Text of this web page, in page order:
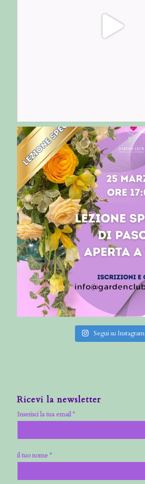
Segui su Instagram
Ricevi la newsletter
Inserisci la tua email *
il tuo nome *